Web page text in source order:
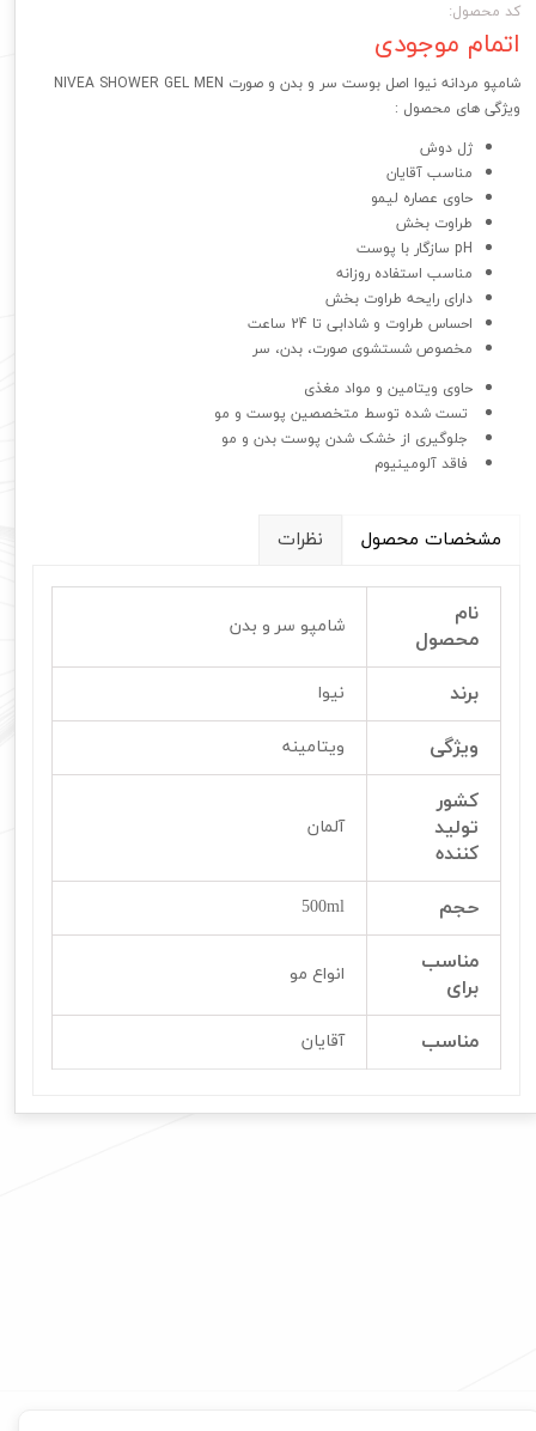
کد محصول:
اتمام موجودی
شامپو مردانه نیوا اصل بوست سر و بدن و صورت NIVEA SHOWER GEL MEN
ویژگی های محصول :
ژل دوش
مناسب آقایان
حاوی عصاره لیمو
طراوت بخش
pH سازگار با پوست
مناسب استفاده روزانه
دارای رایحه طراوت بخش
احساس طراوت و شادابی تا 24 ساعت
مخصوص شستشوی صورت، بدن، سر
حاوی ویتامین و مواد مغذی
تست شده توسط متخصصین پوست و مو
جلوگیری از خشک شدن پوست بدن و مو
فاقد آلومینیوم
مشخصات محصول نظرات
نام
محصول
شامپو سر و بدن
برند نیوا
ویژگی ویتامینه
کشور
تولید
کننده
آلمان
حجم 500ml
مناسب
برای
انواع مو
مناسب آقایان